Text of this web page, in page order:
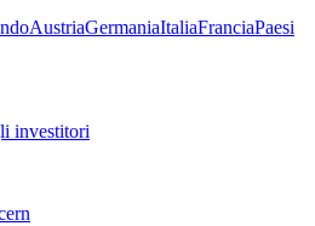
AustriaGermaniaItaliaFranciaPaesi
investitori